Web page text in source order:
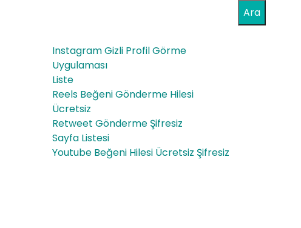
Ara
Instagram Gizli Profil Görme
Uygulaması
Liste
Reels Beğeni Gönderme Hilesi
Ücretsiz
Retweet Gönderme Şifresiz
Sayfa Listesi
Youtube Beğeni Hilesi Ücretsiz Şifresiz